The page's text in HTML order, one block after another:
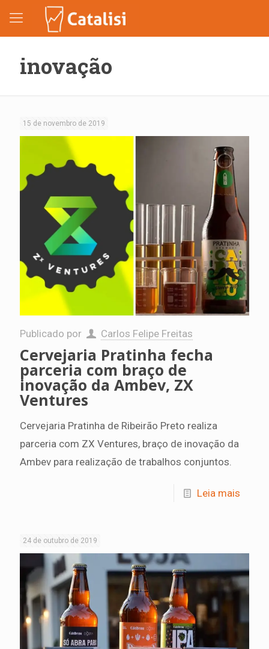
inovação
15 de novembro de 2019
Publicado por Carlos Felipe Freitas
Cervejaria Pratinha fecha
parceria com braço de
inovação da Ambev, ZX
Ventures
Cervejaria Pratinha de Ribeirão Preto realiza
parceria com ZX Ventures, braço de inovação da
Ambev para realização de trabalhos conjuntos.
Leia mais
24 de outubro de 2019